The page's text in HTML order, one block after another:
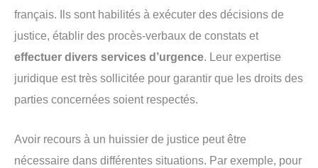
français. Ils sont habilités à exécuter des décisions de
justice, établir des procès-verbaux de constats et
effectuer divers services d’urgence. Leur expertise
juridique est très sollicitée pour garantir que les droits des
parties concernées soient respectés.
Avoir recours à un huissier de justice peut être
nécessaire dans différentes situations. Par exemple, pour